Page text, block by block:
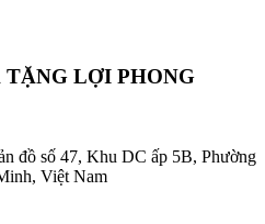
TẶNG LỢI PHONG
đồ số 47, Khu DC ấp 5B, Phường
Việt Nam